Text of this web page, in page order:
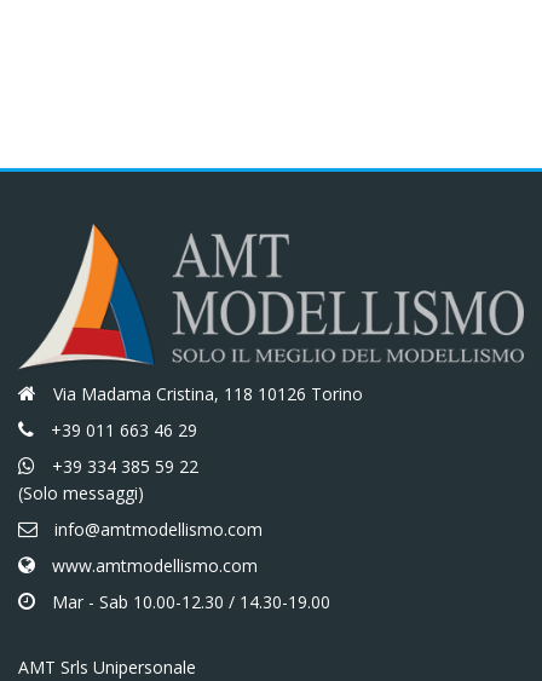
Via Madama Cristina, 118 10126 Torino
+39 011 663 46 29
+39 334 385 59 22
(Solo messaggi)
info@amtmodellismo.com
www.amtmodellismo.com
Mar - Sab 10.00-12.30 / 14.30-19.00
AMT Srls Unipersonale